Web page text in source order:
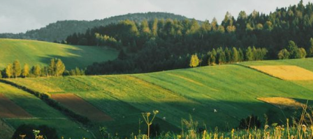
Ngurah Rai
Tulungagung
BALIHO
BILLBOARD
BALIHO